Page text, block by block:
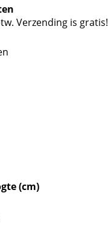
Verzending is gratis!
(cm)